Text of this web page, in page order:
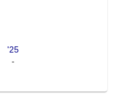
'25
-